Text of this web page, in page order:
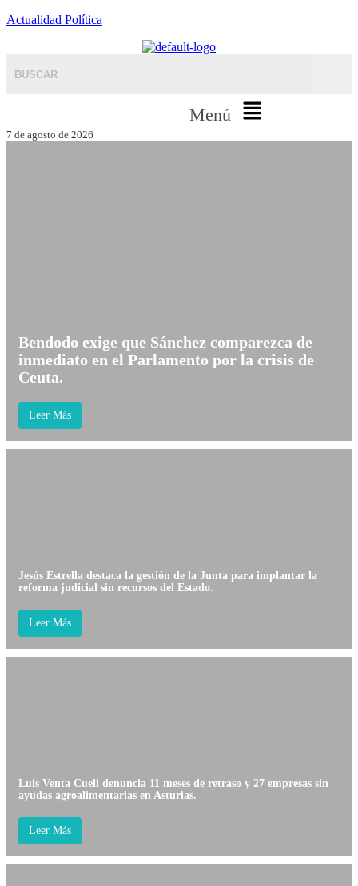
Actualidad Política
Menú
7 de agosto de 2026
Bendodo exige que Sánchez comparezca de
inmediato en el Parlamento por la crisis de
Ceuta.
Leer Más
Jesús Estrella destaca la gestión de la Junta para implantar la
reforma judicial sin recursos del Estado.
Leer Más
Luis Venta Cueli denuncia 11 meses de retraso y 27 empresas sin
ayudas agroalimentarias en Asturias.
Leer Más